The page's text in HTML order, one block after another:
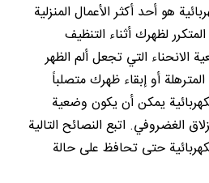
هو أحد أكثر الأعمال المنزلية
لظهرك أثناء التنظيف
الانحناء التي تجعل ألم الظهر
أو إبقاء ظهرك متصلباً
يمكن أن يكون وضعية
الغضروفي. اتبع النصائح التالية
حتى تحافظ على حالة